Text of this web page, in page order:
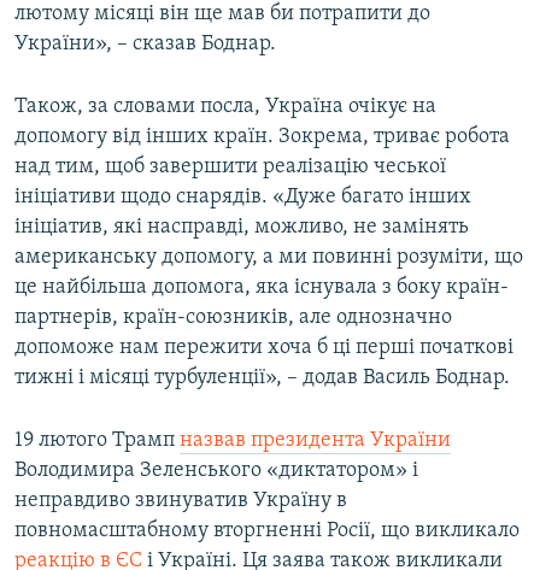
лютому місяці він ще мав би потрапити до
України», – сказав Боднар.
Також, за словами посла, Україна очікує на
допомогу від інших країн. Зокрема, триває робота
над тим, щоб завершити реалізацію чеської
ініціативи щодо снарядів. «Дуже багато інших
ініціатив, які насправді, можливо, не замінять
американську допомогу, а ми повинні розуміти, що
це найбільша допомога, яка існувала з боку країн-
партнерів, країн-союзників, але однозначно
допоможе нам пережити хоча б ці перші початкові
тижні і місяці турбуленції», – додав Василь Боднар.
19 лютого Трамп назвав президента України
Володимира Зеленського «диктатором» і
неправдиво звинуватив Україну в
повномасштабному вторгненні Росії, що викликало
реакцію в ЄС і Україні. Ця заява також викликали